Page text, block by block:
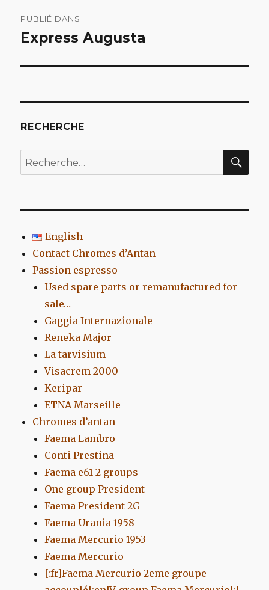
de
PUBLIÉ DANS
Express Augusta
RECHERCHE
Recherche
pour
English
Contact Chromes d’Antan
Passion espresso
Used spare parts or remanufactured for
sale…
Gaggia Internazionale
Reneka Major
La tarvisium
Visacrem 2000
Keripar
ETNA Marseille
Chromes d’antan
Faema Lambro
Conti Prestina
Faema e61 2 groups
One group President
Faema President 2G
Faema Urania 1958
Faema Mercurio 1953
Faema Mercurio
[:fr]Faema Mercurio 2eme groupe